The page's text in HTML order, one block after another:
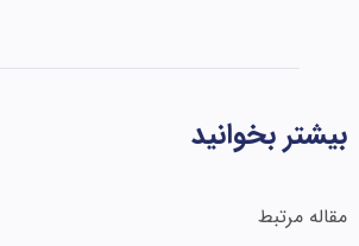
بیشتر بخوانید
مقاله مرتبط